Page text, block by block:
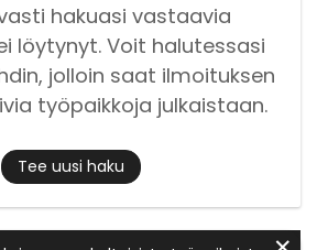
hakuasi vastaavia
löytynyt. Voit halutessasi
jolloin saat ilmoituksen
työpaikkoja julkaistaan.
Tee uusi haku